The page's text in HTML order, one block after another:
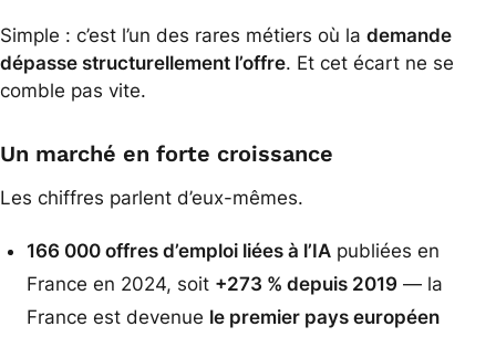
Simple : c’est l’un des rares métiers où la demande
dépasse structurellement l’offre. Et cet écart ne se
comble pas vite.
Un marché en forte croissance
Les chiffres parlent d’eux-mêmes.
166 000 offres d’emploi liées à l’IA publiées en
France en 2024, soit +273 % depuis 2019 — la
France est devenue le premier pays européen